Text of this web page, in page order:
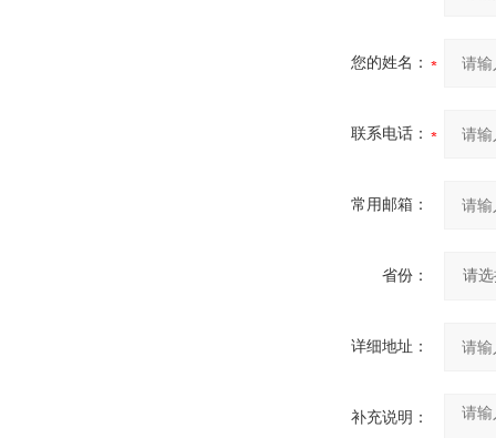
您的姓名：
联系电话：
常用邮箱：
省份：
详细地址：
补充说明：